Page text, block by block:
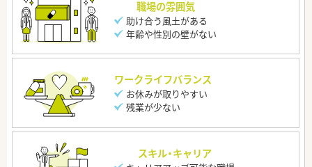
職場の雰囲気
助け合う風土がある
年齢や性別の壁がない
ワークライフバランス
お休みが取りやすい
残業が少ない
スキル・キャリア